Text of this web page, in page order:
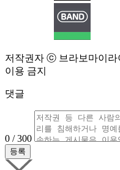
저작권자 ⓒ 브라보마이라
이용 금지
댓글
0 / 300